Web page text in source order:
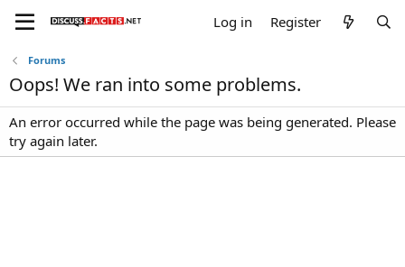
Log in Register
Forums
Oops! We ran into some problems.
An error occurred while the page was being generated. Please
try again later.